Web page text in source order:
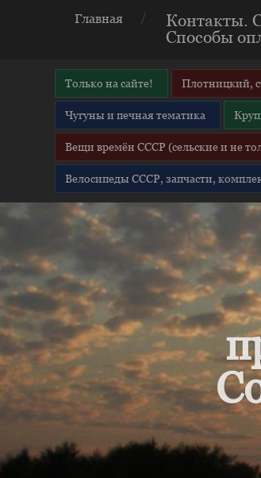
Главная
Контакты.
Способы
Только на сайте! Плотницкий,
Чугуны и печная тематика
Вещи времён СССР (сельские и не
Велосипеды СССР, запчасти,